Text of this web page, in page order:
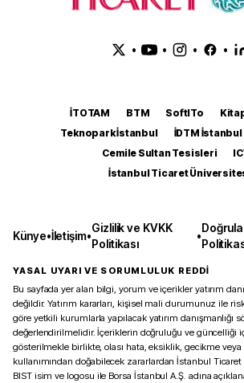
• • • •
İTOTAM BTM SoftITo
Teknopark İstanbul
İDTM İstanbul
Cemile Sultan Tesisleri
İstanbul Ticaret
Künye•İletişim•
Gizlilik ve KVKK
Politikası
•
YASAL UYARI VE SORUMLULUK REDDİ
Bu sayfada yer alan bilgi, yorum ve içerikler yatırım
değildir. Yatırım kararları, kişisel mali durumunuz ile
göre yetkili kurumlarla yapılacak yatırım danışmanlığı
değerlendirilmelidir. İçeriklerin doğruluğu ve güncelliği
gösterilmekle birlikte, olası hata, eksiklik, gecikme
kullanımından doğabilecek zararlardan İstanbul Ticaret
BIST isim ve logosu ile Borsa İstanbul A.Ş. adına